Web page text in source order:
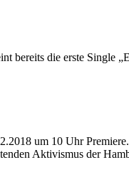
bereits die erste Single
um 10 Uhr
Aktivismus der